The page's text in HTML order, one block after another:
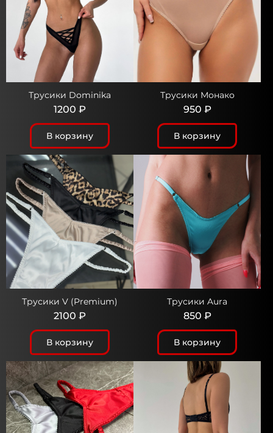
Трусики Dominika
1200 ₽
В корзину
Трусики Монако
950 ₽
В корзину
Трусики V (Premium)
2100 ₽
В корзину
Трусики Aura
850 ₽
В корзину